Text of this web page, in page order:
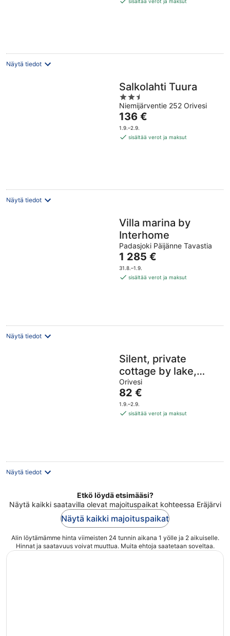
Näytä tiedot
Salkolahti Tuura
2.5
out
of
5
Niemijärventie 252 Orivesi
Hinta
on
136 €
136 €
1.9.–2.9.
sisältää verot ja maksut
Näytä tiedot
Villa marina by
Interhome
Padasjoki Päijänne Tavastia
Hinta
on
1 285 €
1 285 €
31.8.–1.9.
sisältää verot ja maksut
Näytä tiedot
Silent, private
cottage by lake,
sauna and boat
Orivesi
Hinta
on
82 €
82 €
1.9.–2.9.
sisältää verot ja maksut
Näytä tiedot
Etkö löydä etsimääsi?
Näytä kaikki saatavilla olevat majoituspaikat kohteessa Eräjärvi
Näytä kaikki majoituspaikat
Alin löytämämme hinta viimeisten 24 tunnin aikana 1 yölle ja 2 aikuiselle.
Hinnat ja saatavuus voivat muuttua. Muita ehtoja saatetaan soveltaa.